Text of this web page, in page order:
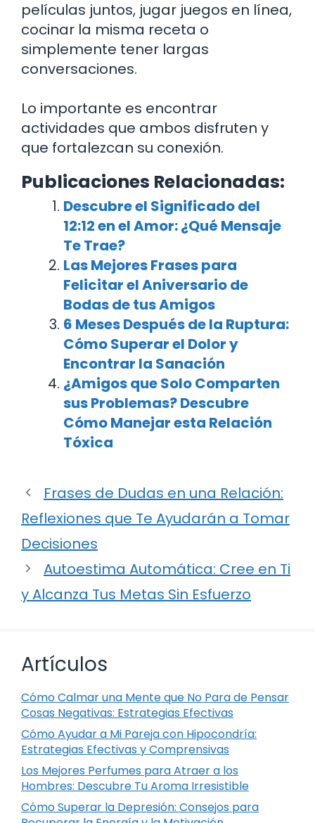
películas juntos, jugar juegos en línea,
cocinar la misma receta o
simplemente tener largas
conversaciones.
Lo importante es encontrar
actividades que ambos disfruten y
que fortalezcan su conexión.
Publicaciones Relacionadas:
Descubre el Significado del
12:12 en el Amor: ¿Qué Mensaje
Te Trae?
Las Mejores Frases para
Felicitar el Aniversario de
Bodas de tus Amigos
6 Meses Después de la Ruptura:
Cómo Superar el Dolor y
Encontrar la Sanación
¿Amigos que Solo Comparten
sus Problemas? Descubre
Cómo Manejar esta Relación
Tóxica
Frases de Dudas en una Relación:
Reflexiones que Te Ayudarán a Tomar
Decisiones
Autoestima Automática: Cree en Ti
y Alcanza Tus Metas Sin Esfuerzo
Artículos
Cómo Calmar una Mente que No Para de Pensar
Cosas Negativas: Estrategias Efectivas
Cómo Ayudar a Mi Pareja con Hipocondría:
Estrategias Efectivas y Comprensivas
Los Mejores Perfumes para Atraer a los
Hombres: Descubre Tu Aroma Irresistible
Cómo Superar la Depresión: Consejos para